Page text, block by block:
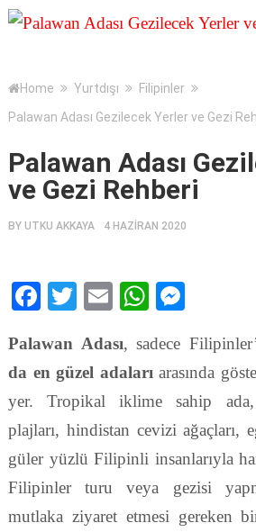
Home Yurtdışı
Filipinler
Palawan Adası Gezilecek Yerler ve Gezi
Palawan Adası
ve Gezi Rehberi
BY UTKU AKKAYA 4 HAZIRAN 2020
Facebook
TwitterEmailWhatsApp
Palawan Adası, sadece
da en güzel adaları arasında
yer. Tropikal iklime sahip
plajları, hindistan cevizi ağaçları,
güler yüzlü Filipinli insanlarıyla
Filipinler turu veya gezisi
mutlaka ziyaret etmesi gereken